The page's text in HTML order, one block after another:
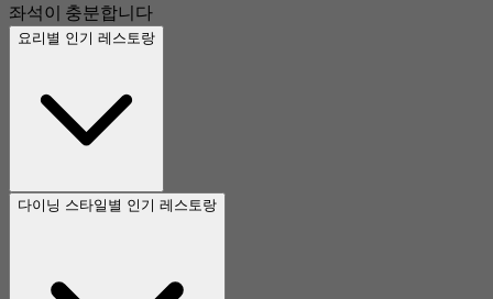
좌석이 충분합니다
요리별 인기 레스토랑
다이닝 스타일별 인기 레스토랑